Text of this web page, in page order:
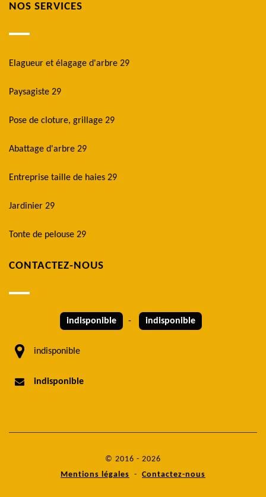
NOS SERVICES
Elagueur et élagage d'arbre 29
Paysagiste 29
Pose de cloture, grillage 29
Abattage d'arbre 29
Entreprise taille de haies 29
Jardinier 29
Tonte de pelouse 29
CONTACTEZ-NOUS
indisponible - indisponible
indisponible
indisponible
© 2016 - 2026
Mentions légales - Contactez-nous